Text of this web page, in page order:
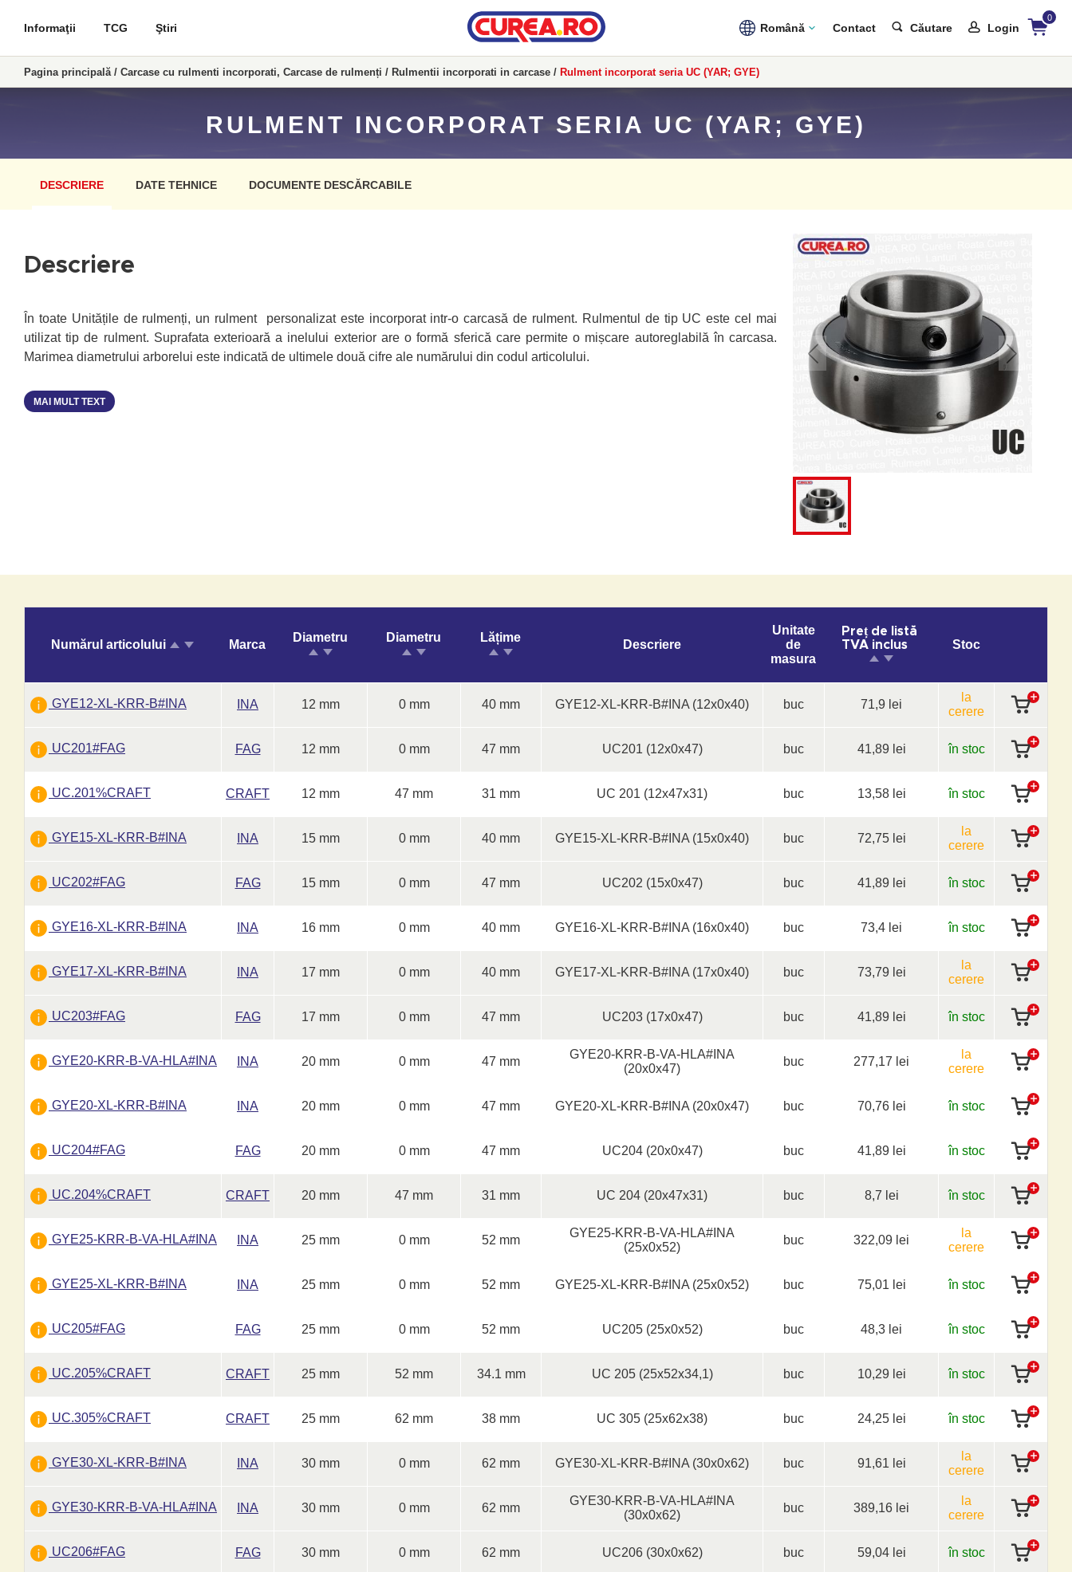
Informaţii TCG Ştiri Română Contact Căutare Login
0
Pagina principală / Carcase cu rulmenti incorporati, Carcase de rulmenți / Rulmentii incorporati in carcase / Rulment incorporat seria UC (YAR; GYE)
RULMENT INCORPORAT SERIA UC (YAR; GYE)
DESCRIERE DATE TEHNICE DOCUMENTE DESCĂRCABILE
Descriere
În toate Unitățile de rulmenți, un rulment personalizat este incorporat intr-o carcasă de rulment. Rulmentul de tip UC este cel mai
utilizat tip de rulment. Suprafata exterioară a inelului exterior are o formă sferică care permite o mișcare autoreglabilă în carcasa.
Marimea diametrului arborelui este indicată de ultimele două cifre ale numărului din codul articolului.
MAI MULT TEXT
Numărul articolului Marca
Diametru Diametru Lățime
Descriere
Unitate
de
masura
Preț de listă
TVA inclus
Stoc
GYE12-XL-KRR-B#INA INA 12 mm 0 mm 40 mm GYE12-XL-KRR-B#INA (12x0x40) buc 71,9 lei
la
cerere
UC201#FAG FAG 12 mm 0 mm 47 mm UC201 (12x0x47) buc 41,89 lei în stoc
UC.201%CRAFT CRAFT 12 mm 47 mm 31 mm UC 201 (12x47x31) buc 13,58 lei în stoc
GYE15-XL-KRR-B#INA INA 15 mm 0 mm 40 mm GYE15-XL-KRR-B#INA (15x0x40) buc 72,75 lei
la
cerere
UC202#FAG FAG 15 mm 0 mm 47 mm UC202 (15x0x47) buc 41,89 lei în stoc
GYE16-XL-KRR-B#INA INA 16 mm 0 mm 40 mm GYE16-XL-KRR-B#INA (16x0x40) buc 73,4 lei în stoc
GYE17-XL-KRR-B#INA INA 17 mm 0 mm 40 mm GYE17-XL-KRR-B#INA (17x0x40) buc 73,79 lei
la
cerere
UC203#FAG FAG 17 mm 0 mm 47 mm UC203 (17x0x47) buc 41,89 lei în stoc
GYE20-KRR-B-VA-HLA#INA INA 20 mm 0 mm 47 mm
GYE20-KRR-B-VA-HLA#INA
(20x0x47)
buc 277,17 lei
la
cerere
GYE20-XL-KRR-B#INA INA 20 mm 0 mm 47 mm GYE20-XL-KRR-B#INA (20x0x47) buc 70,76 lei în stoc
UC204#FAG FAG 20 mm 0 mm 47 mm UC204 (20x0x47) buc 41,89 lei în stoc
UC.204%CRAFT CRAFT 20 mm 47 mm 31 mm UC 204 (20x47x31) buc 8,7 lei în stoc
GYE25-KRR-B-VA-HLA#INA INA 25 mm 0 mm 52 mm
GYE25-KRR-B-VA-HLA#INA
(25x0x52)
buc 322,09 lei
la
cerere
GYE25-XL-KRR-B#INA INA 25 mm 0 mm 52 mm GYE25-XL-KRR-B#INA (25x0x52) buc 75,01 lei în stoc
UC205#FAG FAG 25 mm 0 mm 52 mm UC205 (25x0x52) buc 48,3 lei în stoc
UC.205%CRAFT CRAFT 25 mm 52 mm 34.1 mm UC 205 (25x52x34,1) buc 10,29 lei în stoc
UC.305%CRAFT CRAFT 25 mm 62 mm 38 mm UC 305 (25x62x38) buc 24,25 lei în stoc
GYE30-XL-KRR-B#INA INA 30 mm 0 mm 62 mm GYE30-XL-KRR-B#INA (30x0x62) buc 91,61 lei
la
cerere
GYE30-KRR-B-VA-HLA#INA INA 30 mm 0 mm 62 mm
GYE30-KRR-B-VA-HLA#INA
(30x0x62)
buc 389,16 lei
la
cerere
UC206#FAG FAG 30 mm 0 mm 62 mm UC206 (30x0x62) buc 59,04 lei în stoc